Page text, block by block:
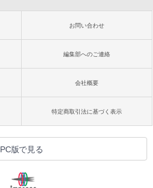
お問い合わせ
編集部へのご連絡
会社概要
特定商取引法に基づく表示
PC版で見る